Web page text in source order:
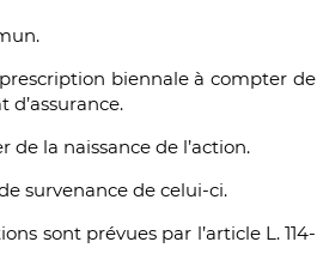
biennale à compter de
la naissance de l’action.
survenance de celui-ci.
sont prévues par l’article L. 114-